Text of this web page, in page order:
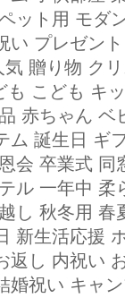
ット用 モダ
い プレゼン
気 贈り物 ク
も こども キ
赤ちゃん
ム 誕生日 ギ
会 卒業式
ル 一年中
し 秋冬用
新生活応援
返し 内祝い
婚祝い キャ